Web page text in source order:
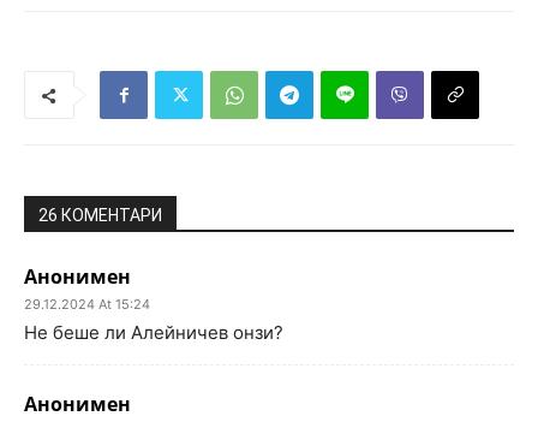
26 КОМЕНТАРИ
Анонимен
29.12.2024 At 15:24
Не беше ли Алейничев онзи?
Анонимен